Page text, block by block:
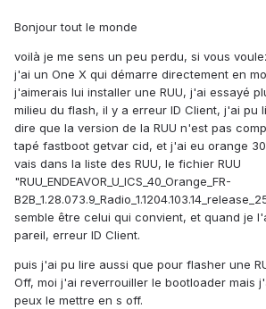
Bonjour tout le monde
voilà je me sens un peu perdu, si vous
j'ai un One X qui démarre directement en
j'aimerais lui installer une RUU, j'ai essayé
milieu du flash, il y a erreur ID Client, j'ai pu
dire que la version de la RUU n'est pas
tapé fastboot getvar cid, et j'ai eu orange
vais dans la liste des RUU, le fichier RUU
"RUU_ENDEAVOR_U_ICS_40_Orange_FR-
semble être celui qui convient, et quand je
pareil, erreur ID Client.
puis j'ai pu lire aussi que pour flasher une
Off, moi j'ai reverrouiller le bootloader mais
peux le mettre en s off.